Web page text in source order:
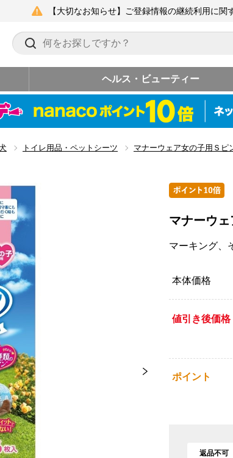
【大切なお知らせ】ご登録情報の継続利用に関
ヘルス・ビューティー
トイレ用品・ペットシーツ マナーウェア女の子用Ｓピ
マナーウ
マーキング、
本体価格
値引き後価格
ポイント
返品不可